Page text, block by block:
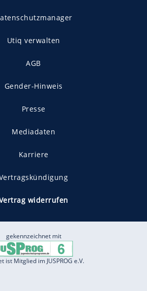
Utiq verwalten
AGB
Gender-Hinweis
Presse
Mediadaten
Karriere
widerrufen
gekennzeichnet mit
ist Mitglied im JUSPROG e.V.